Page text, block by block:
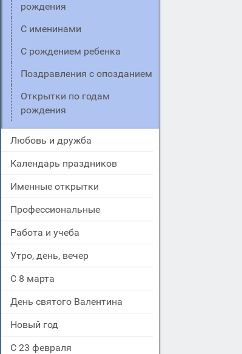
рождения
С именинами
С рождением ребенка
Поздравления с опозданием
Открытки по годам
рождения
Любовь и дружба
Календарь праздников
Именные открытки
Профессиональные
Работа и учеба
Утро, день, вечер
С 8 марта
День святого Валентина
Новый год
С 23 февраля